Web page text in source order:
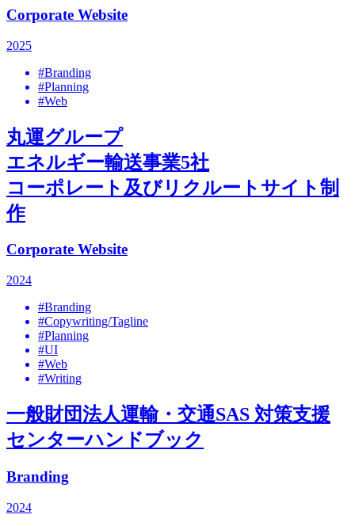
Corporate Website
2025
#Branding
#Planning
#Web
丸運グループ
エネルギー輸送事業5社
コーポレート及びリクルートサイト制
作
Corporate Website
2024
#Branding
#Copywriting/Tagline
#Planning
#UI
#Web
#Writing
一般財団法人運輸・交通SAS 対策支援
センターハンドブック
Branding
2024